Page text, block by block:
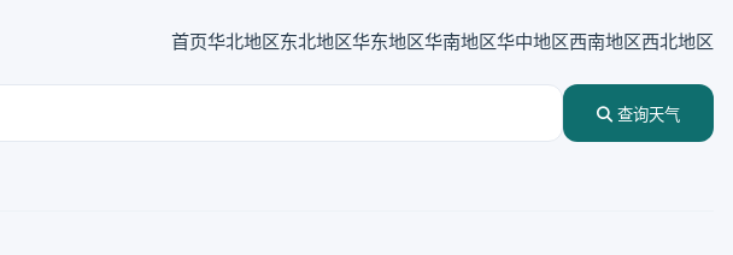
首页华北地区东北地区华东地区华南地区华中地区西南地区西北地区
查询天气